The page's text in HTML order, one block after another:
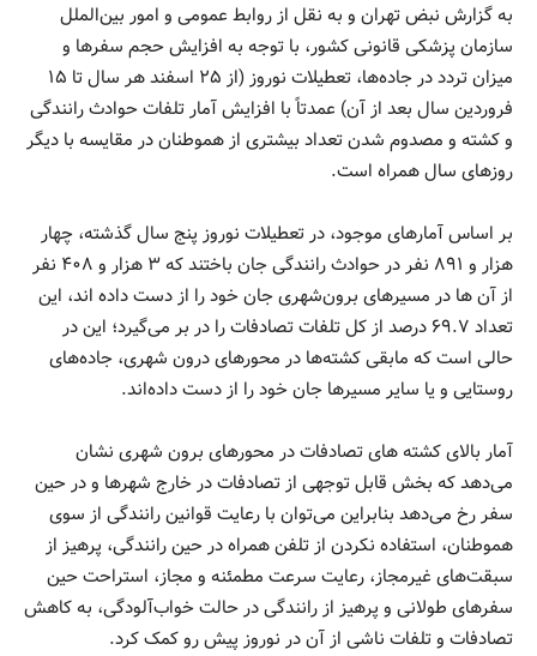
به گزارش نبض تهران و به نقل از روابط عمومی و امور بین‌الملل
سازمان پزشکی قانونی کشور، با توجه به افزایش حجم سفرها و
میزان تردد در جاده‌ها، تعطیلات نوروز (از ۲۵ اسفند هر سال تا ۱۵
فروردین سال بعد از آن) عمدتاً با افزایش آمار تلفات حوادث رانندگی
و کشته و مصدوم شدن تعداد بیشتری از هموطنان در مقایسه با دیگر
روزهای سال همراه است.
بر اساس آمارهای موجود، در تعطیلات نوروز پنج سال گذشته، چهار
هزار و ۸۹۱ نفر در حوادث رانندگی جان باختند که ۳ هزار و ۴۰۸ نفر
از آن ها در مسیرهای برون‌شهری جان خود را از دست داده اند، این
تعداد ۶۹.۷ درصد از کل تلفات تصادفات را در بر می‌گیرد؛ این در
حالی است که مابقی کشته‌ها در محورهای درون شهری، جاده‌های
روستایی و یا سایر مسیرها جان خود را از دست داده‌اند.
آمار بالای کشته های تصادفات در محورهای برون شهری نشان
می‌دهد که بخش قابل توجهی از تصادفات در خارج شهرها و در حین
سفر رخ می‌دهد بنابراین می‌توان با رعایت قوانین رانندگی از سوی
هموطنان، استفاده نکردن از تلفن همراه در حین رانندگی، پرهیز از
سبقت‌های غیرمجاز، رعایت سرعت مطمئنه و مجاز، استراحت حین
سفرهای طولانی و پرهیز از رانندگی در حالت خواب‌آلودگی، به کاهش
تصادفات و تلفات ناشی از آن در نوروز پیش رو کمک کرد.